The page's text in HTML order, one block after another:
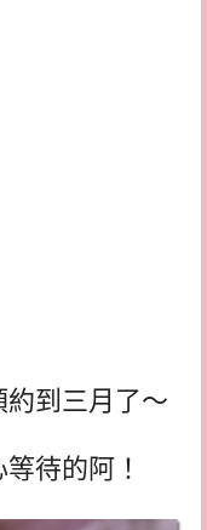
到三月了～
待的阿！